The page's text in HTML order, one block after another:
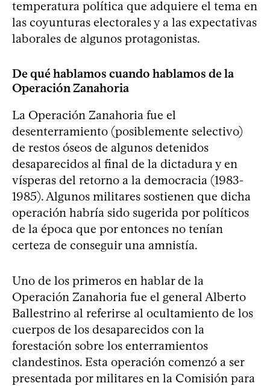
temperatura política que adquiere el tema en
las coyunturas electorales y a las expectativas
laborales de algunos protagonistas.
De qué hablamos cuando hablamos de la
Operación Zanahoria
La Operación Zanahoria fue el
desenterramiento (posiblemente selectivo)
de restos óseos de algunos detenidos
desaparecidos al final de la dictadura y en
vísperas del retorno a la democracia (1983-
1985). Algunos militares sostienen que dicha
operación habría sido sugerida por políticos
de la época que por entonces no tenían
certeza de conseguir una amnistía.
Uno de los primeros en hablar de la
Operación Zanahoria fue el general Alberto
Ballestrino al referirse al ocultamiento de los
cuerpos de los desaparecidos con la
forestación sobre los enterramientos
clandestinos. Esta operación comenzó a ser
presentada por militares en la Comisión para